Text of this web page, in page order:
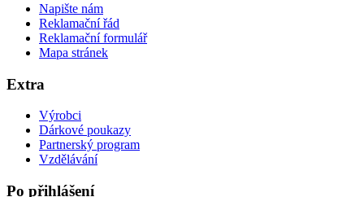
Napište nám
Reklamační řád
Reklamační formulář
Mapa stránek
Extra
Výrobci
Dárkové poukazy
Partnerský program
Vzdělávání
Po přihlášení